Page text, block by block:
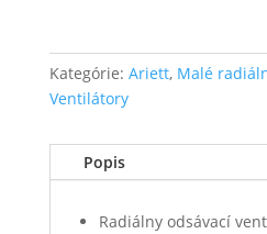
Kategórie: Ariett, Malé
Ventilátory
Popis
Radiálny odsávací